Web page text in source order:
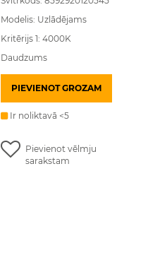
Modelis: Uzlādējams
Kritērijs 1: 4000K
Daudzums
PIEVIENOT GROZAM
Ir noliktavā <5
Pievienot vēlmju
sarakstam